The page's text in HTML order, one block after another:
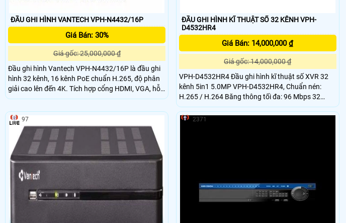
ĐẦU GHI HÌNH VANTECH VPH-N4432/16P
Giá Bán: 30%
Giá gốc: 25,000,000 ₫
Đầu ghi hình Vantech VPH-N4432/16P là đầu ghi
hình 32 kênh, 16 kênh PoE chuẩn H.265, độ phân
giải cao lên đến 4K. Tích hợp cổng HDMI, VGA, hỗ
trợ ổ cứng SATA...
ĐẦU GHI HÌNH KĨ THUẬT SỐ 32 KÊNH VPH-
D4532HR4
Giá Bán: 14,000,000 ₫
Giá gốc: 14,000,000 ₫
VPH-D4532HR4 Đầu ghi hình kĩ thuật số XVR 32
kênh 5in1 5.0MP VPH-D4532HR4, Chuẩn nén:
H.265 / H.264 Băng thông tối đa: 96 Mbps 32
kênh Analog HD độ phân giải tối đa 5
97 2371